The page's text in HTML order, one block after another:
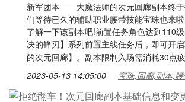
新军团本——大魔法师的次元回廊副本终
们等待已久的辅助职业腰带技能宝珠也来
了解一下该副本吧!前置任务角色达到110
决的锋刃】系列前置主线任务后，即可开
的次元回廊】。副本限制入场需消耗30点
2023-05-13 14:05:00 宝珠,回廊,副本,